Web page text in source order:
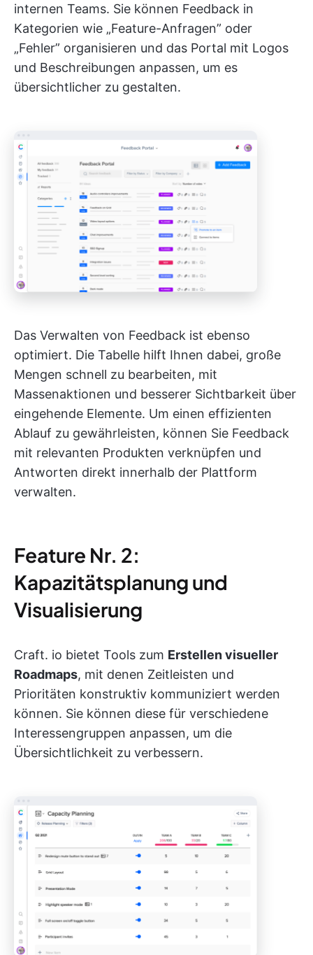
internen Teams. Sie können Feedback in
Kategorien wie „Feature-Anfragen” oder
„Fehler” organisieren und das Portal mit Logos
und Beschreibungen anpassen, um es
übersichtlicher zu gestalten.
Das Verwalten von Feedback ist ebenso
optimiert. Die Tabelle hilft Ihnen dabei, große
Mengen schnell zu bearbeiten, mit
Massenaktionen und besserer Sichtbarkeit über
eingehende Elemente. Um einen effizienten
Ablauf zu gewährleisten, können Sie Feedback
mit relevanten Produkten verknüpfen und
Antworten direkt innerhalb der Plattform
verwalten.
Feature Nr. 2:
Kapazitätsplanung und
Visualisierung
Craft. io bietet Tools zum Erstellen visueller
Roadmaps, mit denen Zeitleisten und
Prioritäten konstruktiv kommuniziert werden
können. Sie können diese für verschiedene
Interessengruppen anpassen, um die
Übersichtlichkeit zu verbessern.